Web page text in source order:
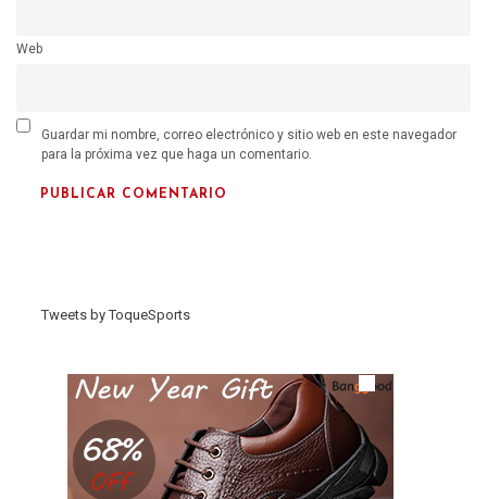
Web
Guardar mi nombre, correo electrónico y sitio web en este navegador
para la próxima vez que haga un comentario.
Tweets by ToqueSports